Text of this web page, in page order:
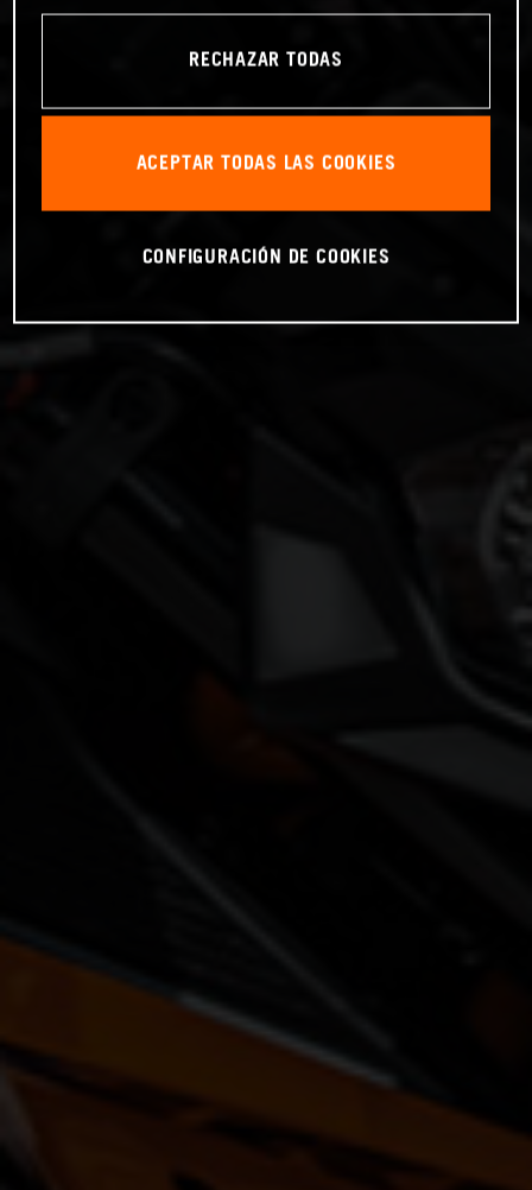
RECHAZAR TODAS
ACEPTAR TODAS LAS COOKIES
CONFIGURACIÓN DE COOKIES